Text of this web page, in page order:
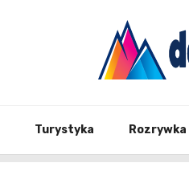
Turystyka Rozrywka